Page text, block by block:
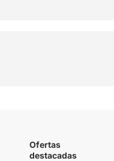
Ofertas
destacadas